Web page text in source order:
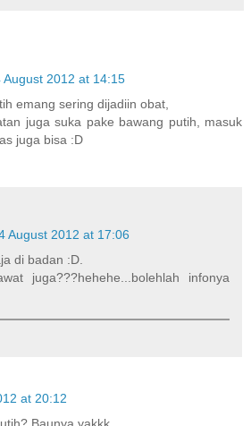
August 2012 at 14:15
emang sering dijadiin obat,
juga suka pake bawang putih, masuk
juga bisa :D
August 2012 at 17:06
di badan :D.
juga???hehehe...bolehlah infonya
at 20:12